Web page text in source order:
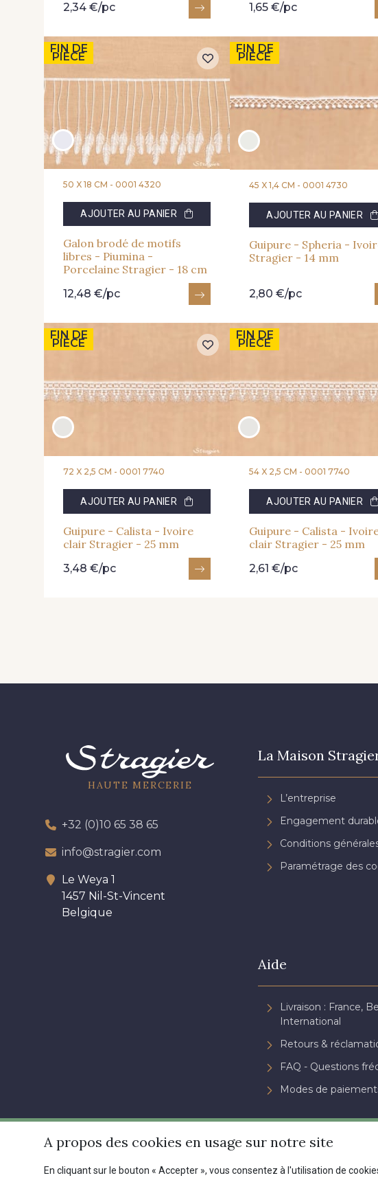
2,34 €/pc 1,65 €/pc
FIN DE
PIÈCE
50 X 18 CM - 0001 4320
AJOUTER AU PANIER
Galon brodé de motifs
libres - Piumina -
Porcelaine Stragier - 18 cm
12,48 €/pc
FIN DE
PIÈCE
45 X 1,4 CM - 0001 4730
AJOUTER AU PANIER
Guipure - Spheria -
Stragier - 14 mm
2,80 €/pc
FIN DE
PIÈCE
72 X 2,5 CM - 0001 7740
AJOUTER AU PANIER
Guipure - Calista - Ivoire
clair Stragier - 25 mm
3,48 €/pc
FIN DE
PIÈCE
54 X 2,5 CM - 0001 7740
AJOUTER AU PANIER
Guipure - Calista -
clair Stragier - 25 mm
2,61 €/pc
HAUTE MERCERIE
+32 (0)10 65 38 65
info@stragier.com
Le Weya 1
1457 Nil-St-Vincent
Belgique
La Maison
L’entreprise
Engagement
Conditions
Paramétrage des
Aide
Livraison : France,
International
Retours &
FAQ - Questions
Modes de
A propos des cookies en usage sur notre site
En cliquant sur le bouton « Accepter », vous consentez à l'utilisation de